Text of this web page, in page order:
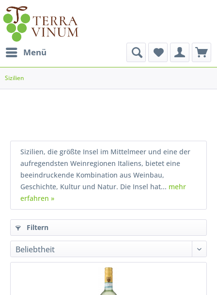
Menü
Sizilien
Sizilien, die größte Insel im Mittelmeer und eine der
aufregendsten Weinregionen Italiens, bietet eine
beeindruckende Kombination aus Weinbau,
Geschichte, Kultur und Natur. Die Insel hat... mehr
erfahren »
Filtern